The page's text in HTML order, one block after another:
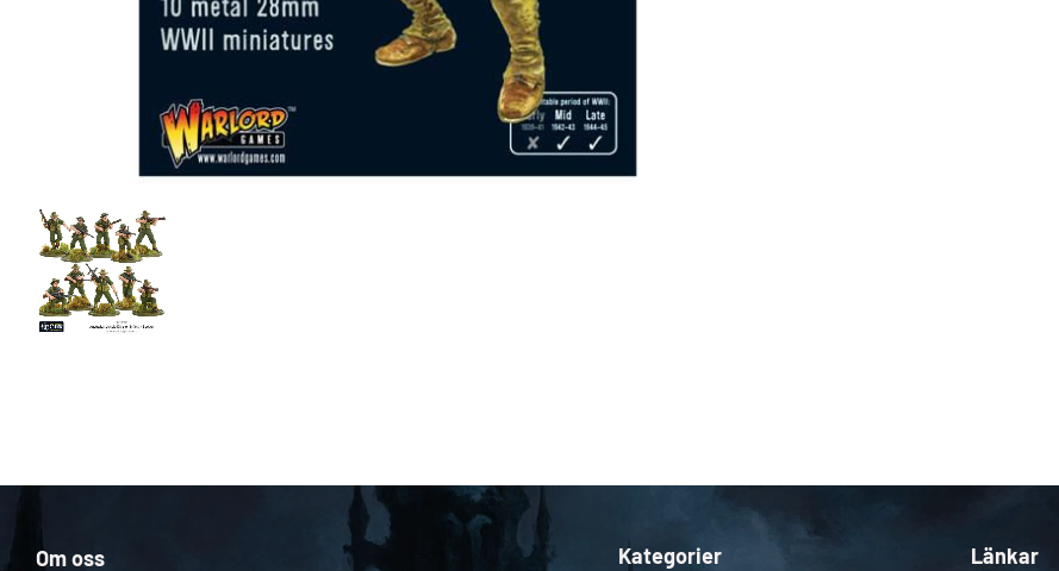
Om oss Kategorier Länkar